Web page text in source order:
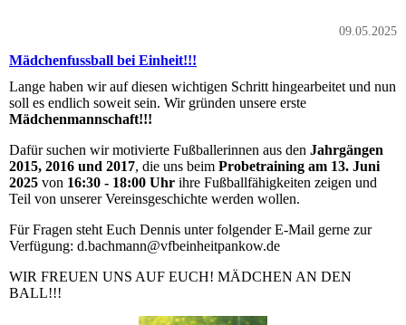
09.05.2025
Mädchenfussball bei Einheit!!!
Lange haben wir auf diesen wichtigen Schritt hingearbeitet und nun
soll es endlich soweit sein. Wir gründen unsere erste
Mädchenmannschaft!!!
Dafür suchen wir motivierte Fußballerinnen aus den Jahrgängen
2015, 2016 und 2017, die uns beim Probetraining am 13. Juni
2025 von 16:30 - 18:00 Uhr ihre Fußballfähigkeiten zeigen und
Teil von unserer Vereinsgeschichte werden wollen.
Für Fragen steht Euch Dennis unter folgender E-Mail gerne zur
Verfügung: d.bachmann@vfbeinheitpankow.de
WIR FREUEN UNS AUF EUCH! MÄDCHEN AN DEN
BALL!!!